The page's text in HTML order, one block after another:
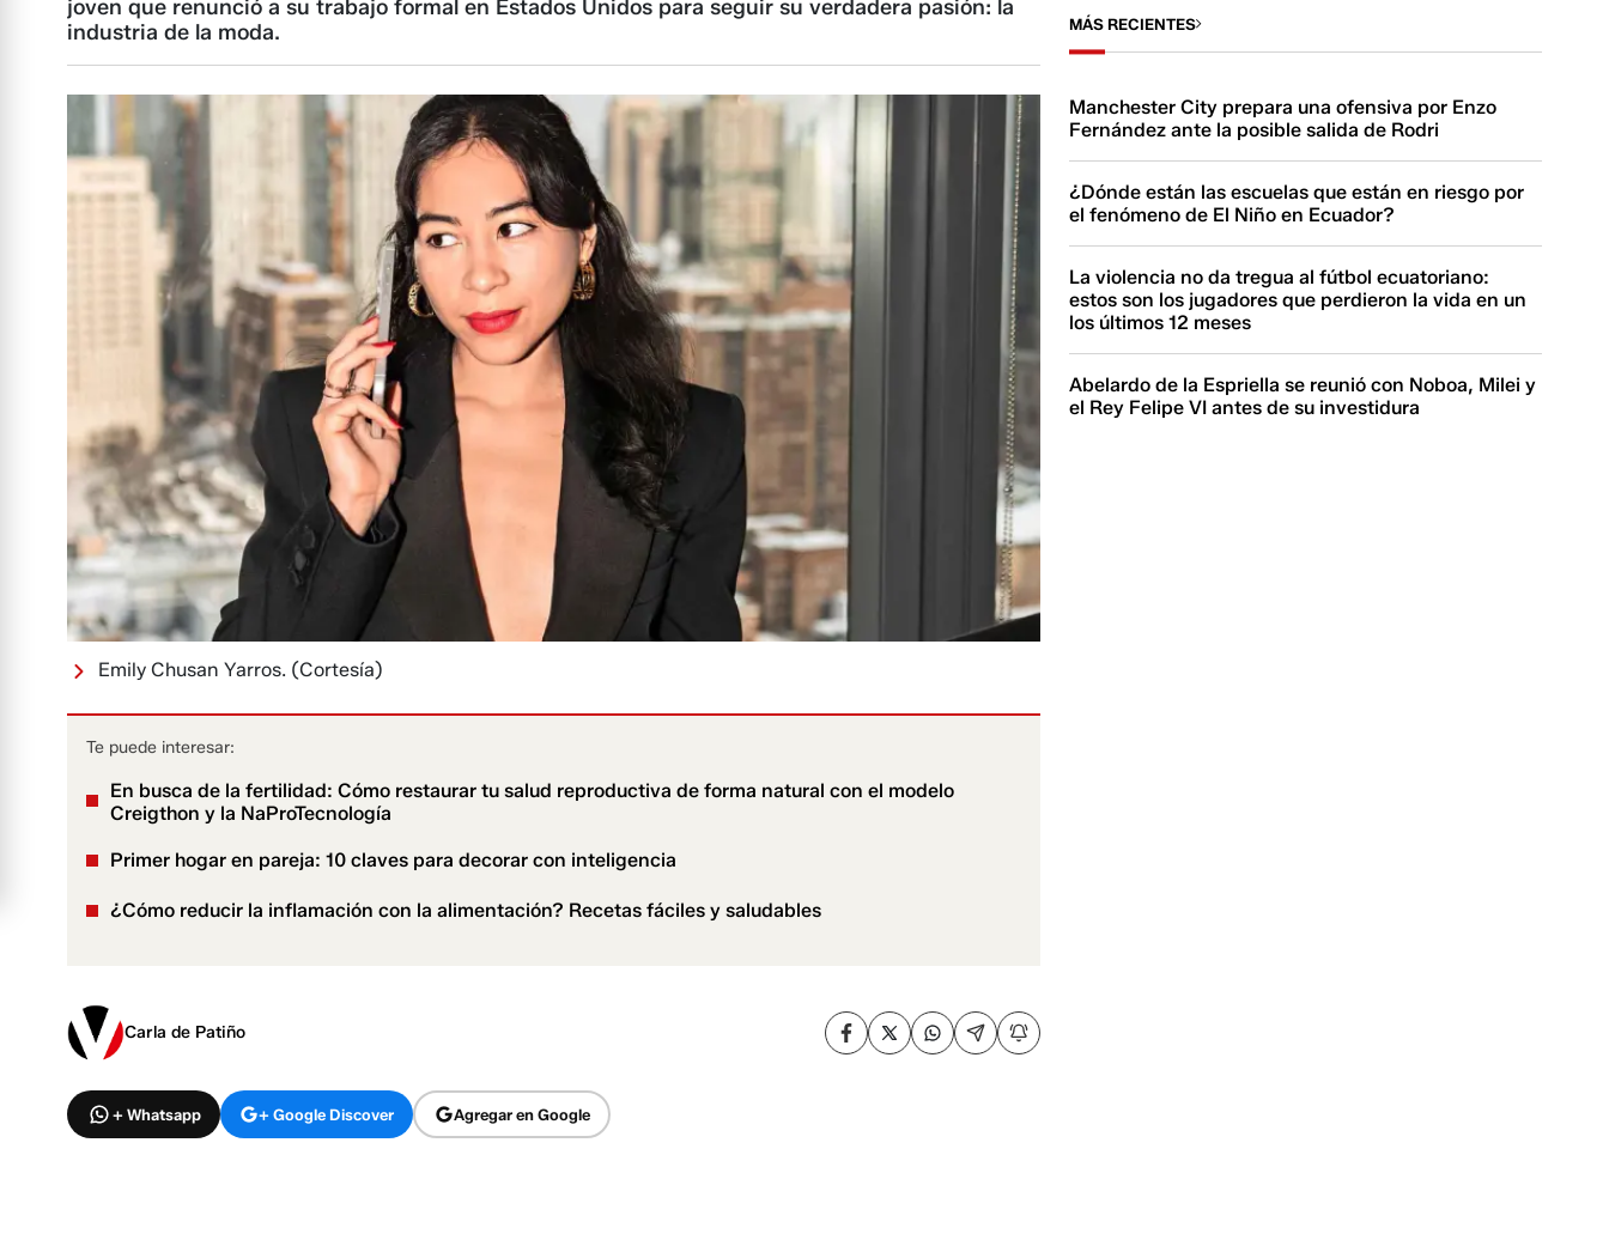
joven que renunció a su trabajo formal en Estados Unidos para seguir su verdadera pasión: la
industria de la moda.
Emily Chusan Yarros. (Cortesía)
Te puede interesar:
En busca de la fertilidad: Cómo restaurar tu salud reproductiva de forma natural con el modelo
Creigthon y la NaProTecnología
Primer hogar en pareja: 10 claves para decorar con inteligencia
¿Cómo reducir la inflamación con la alimentación? Recetas fáciles y saludables
Carla de Patiño
+ Whatsapp + Google Discover Agregar en Google
MÁS RECIENTES
Manchester City prepara una ofensiva por Enzo
Fernández ante la posible salida de Rodri
¿Dónde están las escuelas que están en riesgo por
el fenómeno de El Niño en Ecuador?
La violencia no da tregua al fútbol ecuatoriano:
estos son los jugadores que perdieron la vida en un
los últimos 12 meses
Abelardo de la Espriella se reunió con Noboa, Milei y
el Rey Felipe VI antes de su investidura